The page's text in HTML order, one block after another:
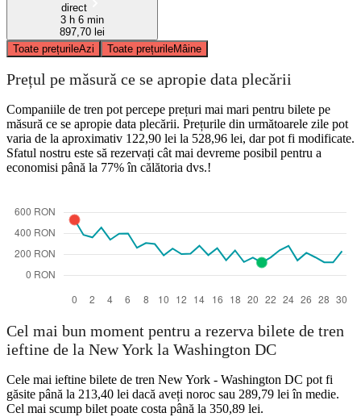
direct
3 h 6 min
897,70 lei
Toate prețurileAzi Toate prețurileMâine
Prețul pe măsură ce se apropie data plecării
Companiile de tren pot percepe prețuri mai mari pentru bilete pe
măsură ce se apropie data plecării. Prețurile din următoarele zile pot
varia de la aproximativ 122,90 lei la 528,96 lei, dar pot fi modificate.
Sfatul nostru este să rezervați cât mai devreme posibil pentru a
economisi până la 77% în călătoria dvs.!
Cel mai bun moment pentru a rezerva bilete de tren
ieftine de la New York la Washington DC
Cele mai ieftine bilete de tren New York - Washington DC pot fi
găsite până la 213,40 lei dacă aveți noroc sau 289,79 lei în medie.
Cel mai scump bilet poate costa până la 350,89 lei.